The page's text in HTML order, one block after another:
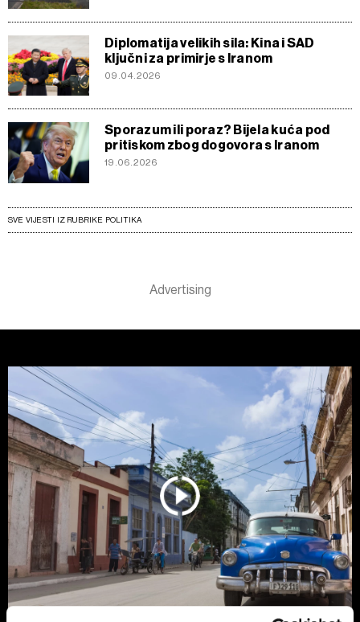
Diplomatija velikih sila: Kina i SAD
ključni za primirje s Iranom
09.04.2026
Sporazum ili poraz? Bijela kuća pod
pritiskom zbog dogovora s Iranom
19.06.2026
SVE VIJESTI IZ RUBRIKE POLITIKA